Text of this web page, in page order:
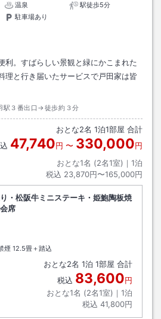
温泉
駅徒歩5分
駐車場あり
利。すばらしい景観と緑にかこまれた
理と行き届いたサービスで戸田家は皆
駅３番出口→徒歩約３分
おとな2名 1泊1部屋 合計
47,740円 〜 330,000円
おとな1名 (2名1室)｜ 1泊
税込 23,870円〜165,000円
・松阪牛ミニステーキ・姫鮑陶板焼
席
ト
あまの章 和室 禁煙 12.5畳＋踏込
おとな2名 1泊 1部屋 合計
税込 83,600円
おとな1名 (2名1室)｜ 1泊
税込 41,800円